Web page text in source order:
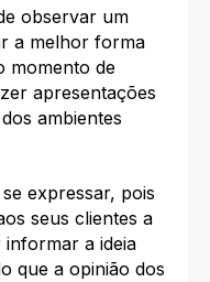
observar um
a melhor forma
momento de
apresentações
ambientes
expressar, pois
seus clientes a
a ideia
que a opinião dos